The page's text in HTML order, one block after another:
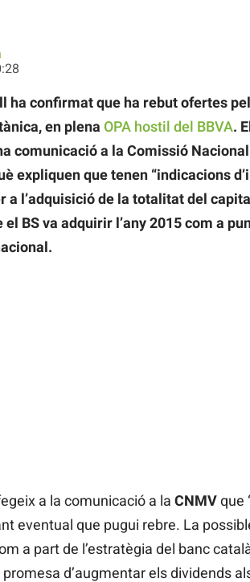
ha confirmat que ha rebut ofertes
en plena OPA hostil del BBVA.
comunicació a la Comissió
expliquen que tenen “indicacions
a l’adquisició de la totalitat del
BS va adquirir l’any 2015 com a
a la comunicació a la CNMVque
eventual que pugui rebre. La
a part de l’estratègia del banc
promesa d’augmentar els dividends